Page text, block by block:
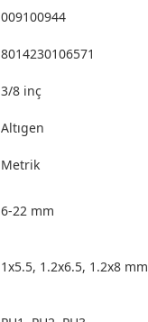
009100944
8014230106571
3/8 inç
Altıgen
Metrik
6-22 mm
1x5.5, 1.2x6.5, 1.2x8 mm